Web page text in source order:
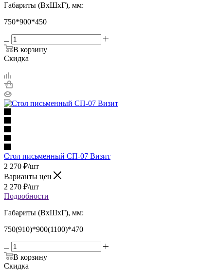
Габариты (ВхШхГ), мм:
750*900*450
В корзину
Скидка
Стол письменный СП-07 Визит
2 270 ₽/шт
Варианты цен
2 270 ₽/шт
Подробности
Габариты (ВхШхГ), мм:
750(910)*900(1100)*470
В корзину
Скидка